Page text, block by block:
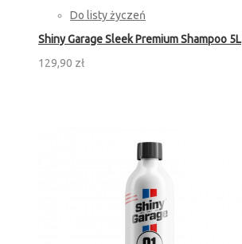
Do listy życzeń
Shiny Garage Sleek Premium Shampoo 5L
129,90 zł